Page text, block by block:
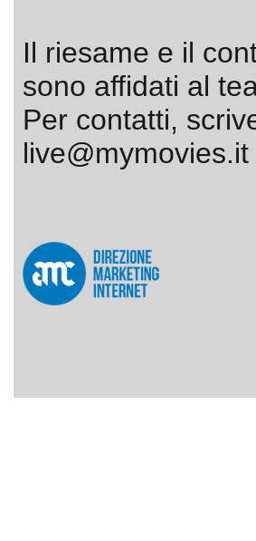
Il riesame e il
sono affidati al
Per contatti,
live@mymovies.it